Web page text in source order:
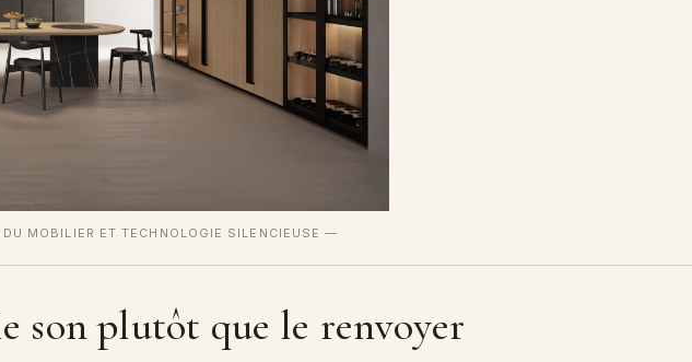
MOBILIER ET TECHNOLOGIE SILENCIEUSE —
son plutôt que le renvoyer